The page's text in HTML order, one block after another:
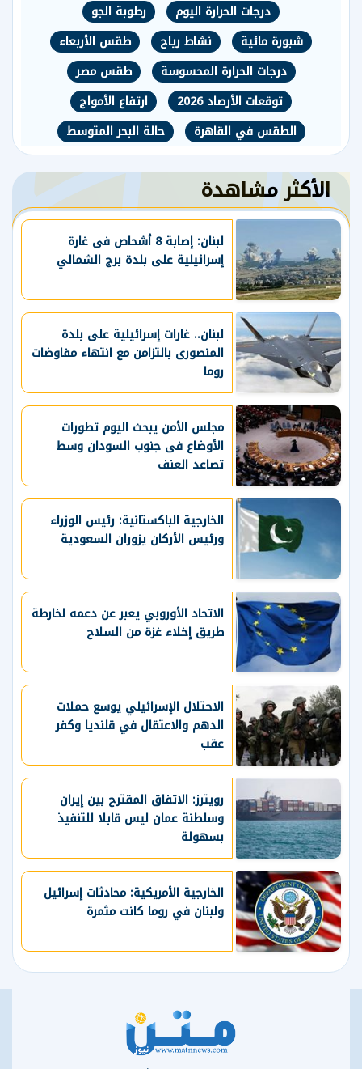
درجات الحرارة اليوم
رطوبة الجو
شبورة مائية
نشاط رياح
طقس الأربعاء
درجات الحرارة المحسوسة
طقس مصر
توقعات الأرصاد 2026
ارتفاع الأمواج
الطقس في القاهرة
حالة البحر المتوسط
الأكثر مشاهدة
لبنان: إصابة 8 أشحاص فى غارة
إسرائيلية على بلدة برج الشمالي
لبنان.. غارات إسرائيلية على بلدة
المنصورى بالتزامن مع انتهاء مفاوضات
روما
مجلس الأمن يبحث اليوم تطورات
الأوضاع فى جنوب السودان وسط
تصاعد العنف
الخارجية الباكستانية: رئيس الوزراء
ورئيس الأركان يزوران السعودية
الاتحاد الأوروبي يعبر عن دعمه لخارطة
طريق إخلاء غزة من السلاح
الاحتلال الإسرائيلي يوسع حملات
الدهم والاعتقال في قلنديا وكفر
عقب
رويترز: الاتفاق المقترح بين إيران
وسلطنة عمان ليس قابلا للتنفيذ
بسهولة
الخارجية الأمريكية: محادثات إسرائيل
ولبنان في روما كانت مثمرة